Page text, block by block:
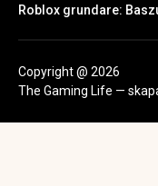
Roblox grundare:
Copyright @ 2026
The Gaming Life —